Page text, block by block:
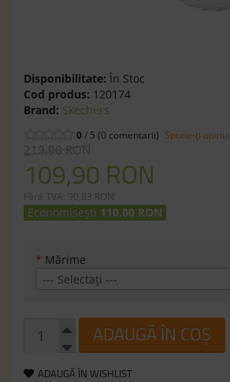
Disponibilitate: În Stoc
Cod produs: 120174
Brand: Skechers
0/ 5 (0 comentarii) Spune-ţi opinia
219,90 RON
109,90 RON
Fără TVA: 90,83 RON
Economisești 110,00 RON
* Mărime
--- Selectaţi ---
ADAUGĂ ÎN COȘ
ADAUGĂ ÎN WISHLIST